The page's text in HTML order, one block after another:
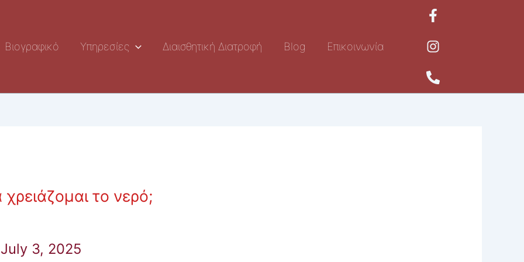
Βιογραφικό Υπηρεσίες Διαισθητική Διατροφή Blog Επικοινωνία
το νερό;
July 3, 2025